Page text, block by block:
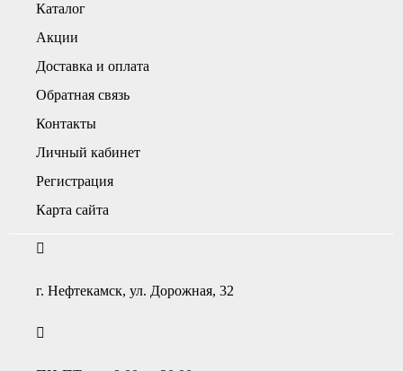
Каталог
Акции
Доставка и оплата
Обратная связь
Контакты
Личный кабинет
Регистрация
Карта сайта
г. Нефтекамск, ул. Дорожная, 32